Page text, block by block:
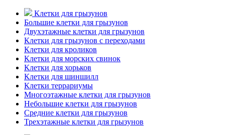
Клетки для грызунов
Большие клетки для грызунов
Двухэтажные клетки для грызунов
Клетки для грызунов с переходами
Клетки для кроликов
Клетки для морских свинок
Клетки для хорьков
Клетки для шиншилл
Клетки террариумы
Многоэтажные клетки для грызунов
Небольшие клетки для грызунов
Средние клетки для грызунов
Трехэтажные клетки для грызунов